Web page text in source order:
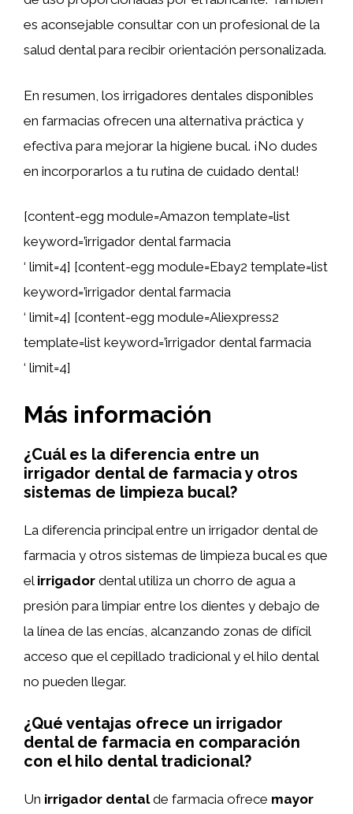
es aconsejable consultar con un profesional de la
salud dental para recibir orientación personalizada.
En resumen, los irrigadores dentales disponibles
en farmacias ofrecen una alternativa práctica y
efectiva para mejorar la higiene bucal. ¡No dudes
en incorporarlos a tu rutina de cuidado dental!
[content-egg module=Amazon template=list
keyword=’irrigador dental farmacia
‘ limit=4] [content-egg module=Ebay2 template=list
keyword=’irrigador dental farmacia
‘ limit=4] [content-egg module=Aliexpress2
template=list keyword=’irrigador dental farmacia
‘ limit=4]
Más información
¿Cuál es la diferencia entre un
irrigador dental de farmacia y otros
sistemas de limpieza bucal?
La diferencia principal entre un irrigador dental de
farmacia y otros sistemas de limpieza bucal es que
el irrigador dental utiliza un chorro de agua a
presión para limpiar entre los dientes y debajo de
la línea de las encías, alcanzando zonas de difícil
acceso que el cepillado tradicional y el hilo dental
no pueden llegar.
¿Qué ventajas ofrece un irrigador
dental de farmacia en comparación
con el hilo dental tradicional?
Un irrigador dentalde farmacia ofrece mayor